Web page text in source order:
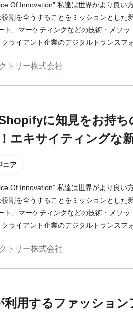
Of Innovation” 私達は世界がより良い
役割を全うすることをミッションとした
ト、マーケティングなどの技術・メソ
ライアント企業のデジタルトランスフ
トリー株式会社
に知見をお持
エキサイティングな
ニア
Of Innovation” 私達は世界がより良い
役割を全うすることをミッションとした
ト、マーケティングなどの技術・メソ
ライアント企業のデジタルトランスフ
トリー株式会社
利用するファッショ